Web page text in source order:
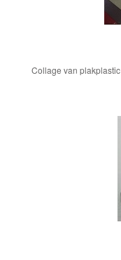
Collage van